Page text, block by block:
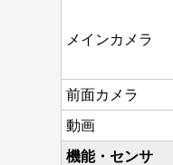
メインカメラ
前面カメラ
動画
機能・センサ